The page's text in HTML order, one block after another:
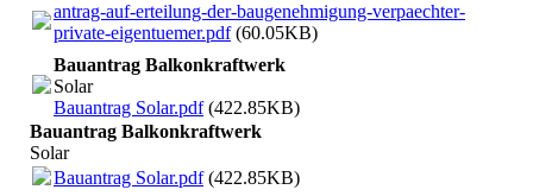
antrag-auf-erteilung-der-baugenehmigung-verpaechter-
private-eigentuemer.pdf(60.05KB)
Bauantrag Balkonkraftwerk
Solar
Bauantrag Solar.pdf(422.85KB)
Bauantrag Balkonkraftwerk
Solar
Bauantrag Solar.pdf(422.85KB)